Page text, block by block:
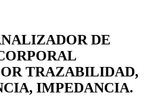
DE
TRAZABILIDAD,
IMPEDANCIA.